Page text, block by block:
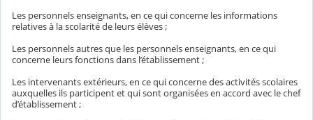
Les personnels enseignants, en ce qui concerne les informations
relatives à la scolarité de leurs élèves ;
Les personnels autres que les personnels enseignants, en ce qui
concerne leurs fonctions dans l’établissement ;
Les intervenants extérieurs, en ce qui concerne des activités scolaires
auxquelles ils participent et qui sont organisées en accord avec le chef
d’établissement ;